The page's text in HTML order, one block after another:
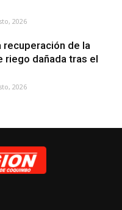
2026
recuperación de la
riego dañada tras el
2026